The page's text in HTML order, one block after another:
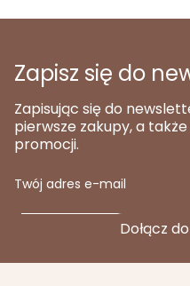
Zapisz się do
Zapisując się do
pierwsze zakupy, a
promocji.
Twój adres e-mail